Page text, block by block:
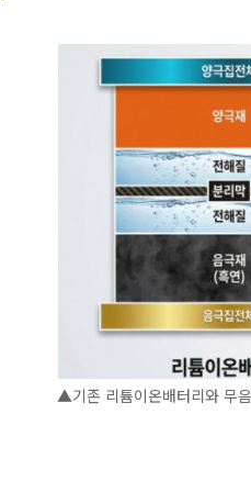
▲기존 리튬이온배터리와 무